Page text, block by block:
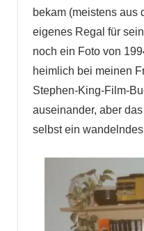
bekam (meistens aus
eigenes Regal für
noch ein Foto von
heimlich bei meinen
Stephen-King-Film-
auseinander, aber
selbst ein